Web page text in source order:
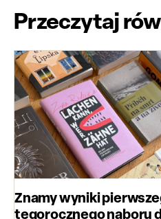
Przeczytaj
Znamy wyniki
tegorocznego naboru